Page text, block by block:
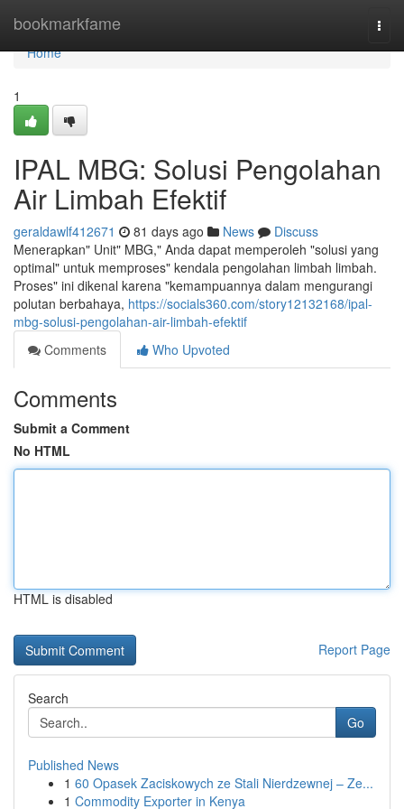
bookmarkfame
Home
Home
1
IPAL MBG: Solusi Pengolahan
Air Limbah Efektif
geraldawlf412671 81 days ago News
Discuss
Menerapkan" Unit" MBG," Anda dapat memperoleh "solusi yang
optimal" untuk memproses" kendala pengolahan limbah limbah.
Proses" ini dikenal karena "kemampuannya dalam mengurangi
polutan berbahaya, https://socials360.com/story12132168/ipal-
mbg-solusi-pengolahan-air-limbah-efektif
Comments
Who Upvoted
Comments
Submit a Comment
No HTML
HTML is disabled
Report Page
Search
Go
Published News
1 60 Opasek Zaciskowych ze Stali Nierdzewnej – Ze...
1 Commodity Exporter in Kenya